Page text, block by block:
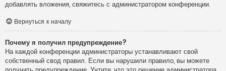
добавлять вложения, свяжитесь с администратором конференции.
Вернуться к началу
Почему я получил предупреждение?
На каждой конференции администраторы устанавливают свой
собственный свод правил. Если вы нарушили правило, вы можете